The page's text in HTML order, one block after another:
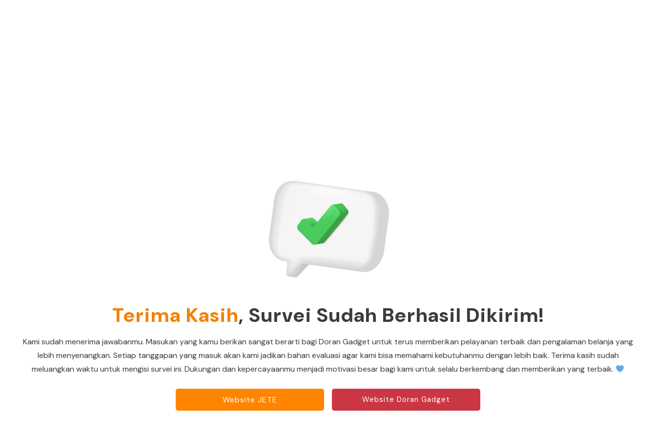
Terima Kasih, Survei Sudah Berhasil Dikirim!
Kami sudah menerima jawabanmu. Masukan yang kamu berikan sangat berarti bagi Doran Gadget untuk terus memberikan pelayanan terbaik dan pengalaman belanja yang
lebih menyenangkan. Setiap tanggapan yang masuk akan kami jadikan bahan evaluasi agar kami bisa memahami kebutuhanmu dengan lebih baik. Terima kasih sudah
meluangkan waktu untuk mengisi survei ini. Dukungan dan kepercayaanmu menjadi motivasi besar bagi kami untuk selalu berkembang dan memberikan yang terbaik.
Website JETE Website Doran Gadget